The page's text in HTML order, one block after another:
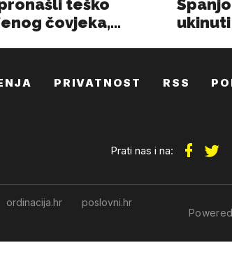
PRIVATNOST RSS
Prati nas i na:
ordinacija.hr
poslovni.hr